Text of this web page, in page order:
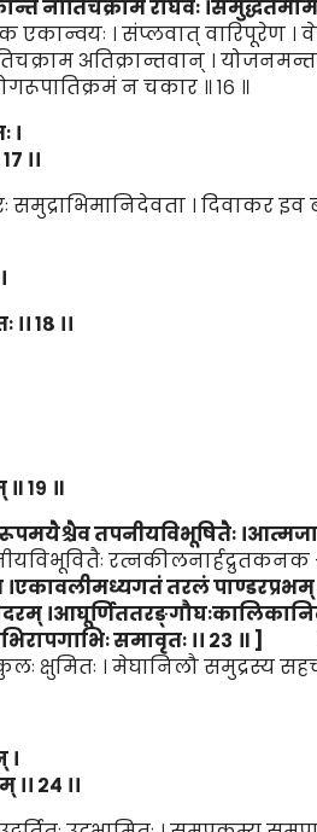
न्तंनातिचक्राम राघवः ।
एकान्वयः । संप्लवात् वारिपूरेण ।
अतिक्रान्तवान् ।
न चकार ॥ १६ ॥
।
१७ ।।
। दिवाकर इव
।
।।१८ ।।
॥१९ ॥
तपनीयविभूषितैः ।आत्मजा
रत्नकीलनार्हद्रुतकनक -
एकावलीमध्यगतंतरलं
।
समावृतः ।। २३ ॥ ]
। मेघानिलौ समुद्रस्य
।
।। २४ ।।